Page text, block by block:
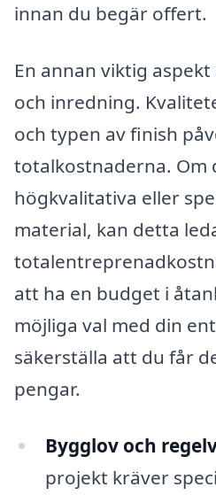
innan du begär offert.
En annan viktig
och inredning.
och typen av finish
totalkostnaderna. Om
högkvalitativa eller
material, kan detta
att ha en budget i
möjliga val med din
säkerställa att du får
pengar.
Bygglov och
projekt kräver